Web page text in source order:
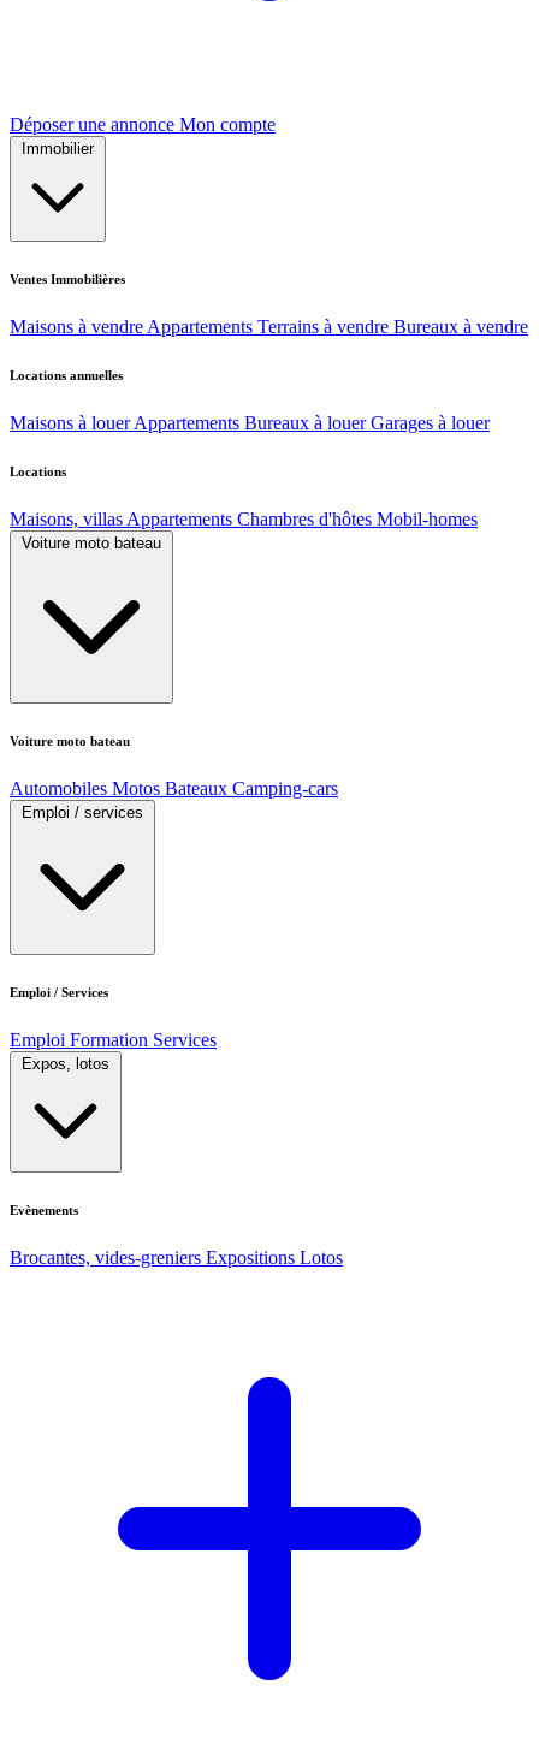
Déposer une annonce Mon compte
Immobilier
Ventes Immobilières
Maisons à vendre Appartements Terrains à vendre Bureaux à vendre
Locations annuelles
Maisons à louer Appartements Bureaux à louer Garages à louer
Locations
Maisons, villas Appartements Chambres d'hôtes Mobil-homes
Voiture moto bateau
Voiture moto bateau
Automobiles Motos Bateaux Camping-cars
Emploi / services
Emploi / Services
Emploi Formation Services
Expos, lotos
Evènements
Brocantes, vides-greniers Expositions Lotos